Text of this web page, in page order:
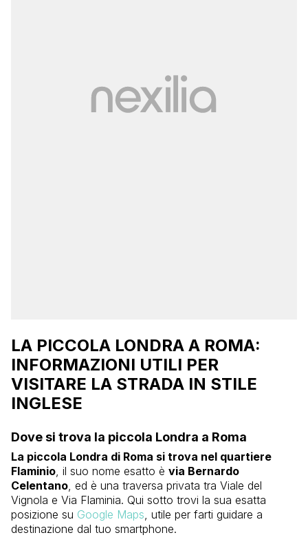
LA PICCOLA LONDRA A ROMA:
INFORMAZIONI UTILI PER
VISITARE LA STRADA IN STILE
INGLESE
Dove si trova la piccola Londra a Roma
La piccola Londra di Roma si trova nel quartiere
Flaminio , il suo nome esatto è via Bernardo
Celentano , ed è una traversa privata tra Viale del
Vignola e Via Flaminia. Qui sotto trovi la sua esatta
posizione su Google Maps , utile per farti guidare a
destinazione dal tuo smartphone.